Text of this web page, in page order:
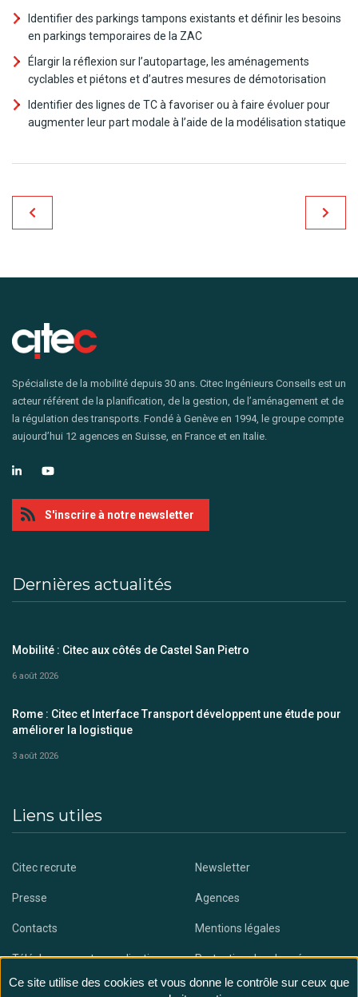
Identifier des parkings tampons existants et définir les besoins
en parkings temporaires de la ZAC
Élargir la réflexion sur l’autopartage, les aménagements
cyclables et piétons et d’autres mesures de démotorisation
Identifier des lignes de TC à favoriser ou à faire évoluer pour
augmenter leur part modale à l’aide de la modélisation statique
Spécialiste de la mobilité depuis 30 ans. Citec Ingénieurs Conseils est un
acteur référent de la planification, de la gestion, de l’aménagement et de
la régulation des transports. Fondé à Genève en 1994, le groupe compte
aujourd’hui 12 agences en Suisse, en France et en Italie.
S'inscrire à notre newsletter
Dernières actualités
Mobilité : Citec aux côtés de Castel San Pietro
6 août 2026
Rome : Citec et Interface Transport développent une étude pour
améliorer la logistique
3 août 2026
Liens utiles
Citec recrute Newsletter
Presse Agences
Contacts Mentions légales
Téléchargez notre application Protection des données
Ce site utilise des cookies et vous donne le contrôle sur ceux que